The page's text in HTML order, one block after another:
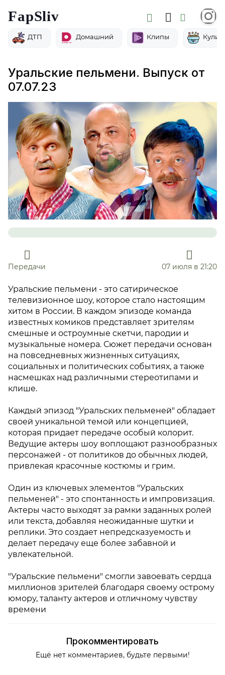
FapSliv
ДТП Домашний Клипы
Уральские пельмени. Выпуск от
07.07.23
Передачи 07 июля в 21:20
Уральские пельмени - это сатирическое
телевизионное шоу, которое стало настоящим
хитом в России. В каждом эпизоде команда
известных комиков представляет зрителям
смешные и остроумные скетчи, пародии и
музыкальные номера. Сюжет передачи основан
на повседневных жизненных ситуациях,
социальных и политических событиях, а также
насмешках над различными стереотипами и
клише.
Каждый эпизод "Уральских пельменей" обладает
своей уникальной темой или концепцией,
которая придает передаче особый колорит.
Ведущие актеры шоу воплощают разнообразных
персонажей - от политиков до обычных людей,
привлекая красочные костюмы и грим.
Один из ключевых элементов "Уральских
пельменей" - это спонтанность и импровизация.
Актеры часто выходят за рамки заданных ролей
или текста, добавляя неожиданные шутки и
реплики. Это создает непредсказуемость и
делает передачу еще более забавной и
увлекательной.
"Уральские пельмени" смогли завоевать сердца
миллионов зрителей благодаря своему острому
юмору, таланту актеров и отличному чувству
времени
Прокомментировать
Ещё нет комментариев, будьте первыми!